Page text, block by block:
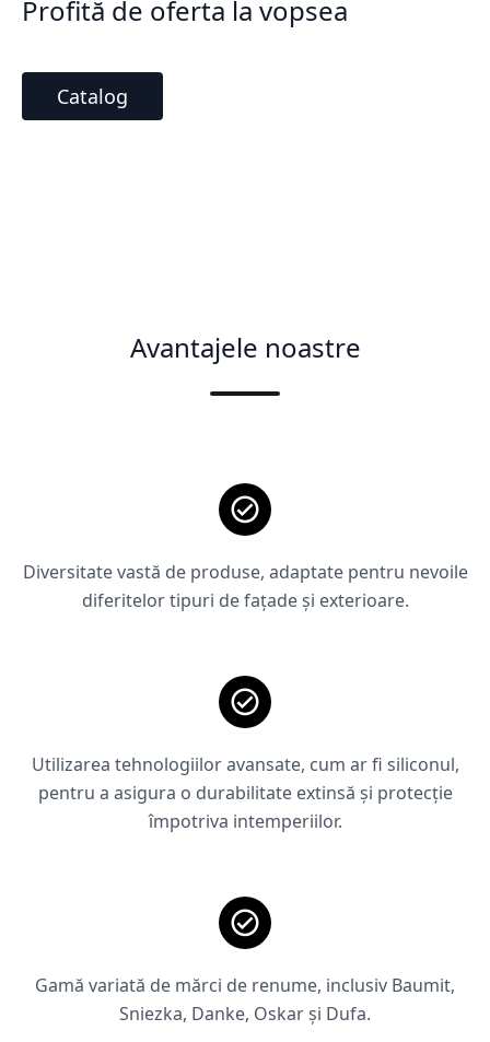
Profită de oferta la vopsea
Catalog
Avantajele noastre
Diversitate vastă de produse, adaptate pentru nevoile
diferitelor tipuri de fațade și exterioare.
Utilizarea tehnologiilor avansate, cum ar fi siliconul,
pentru a asigura o durabilitate extinsă și protecție
împotriva intemperiilor.
Gamă variată de mărci de renume, inclusiv Baumit,
Sniezka, Danke, Oskar și Dufa.